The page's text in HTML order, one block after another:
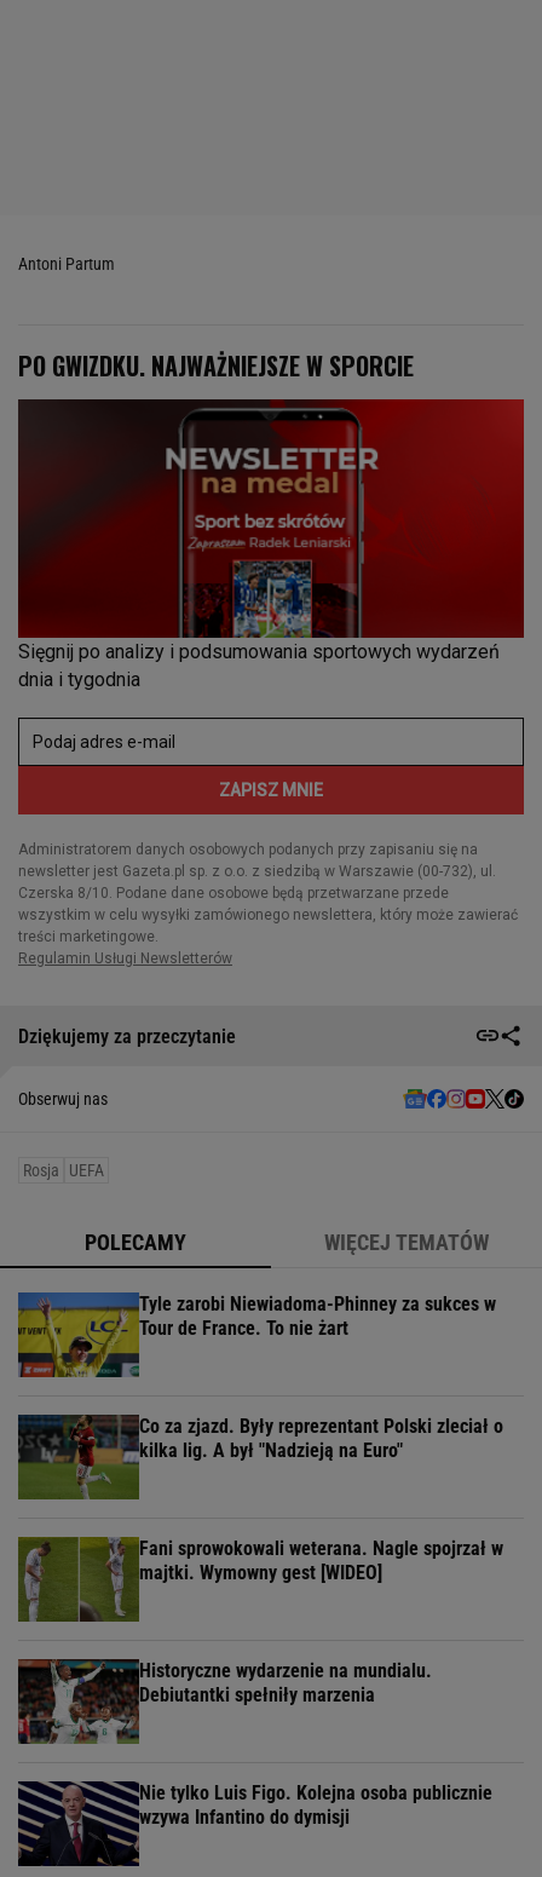
Antoni Partum
Dziękujemy za przeczytanie
Obserwuj nas
Rosja UEFA
POLECAMY WIĘCEJ TEMATÓW
Tyle zarobi Niewiadoma-Phinney za sukces w
Tour de France. To nie żart
Co za zjazd. Były reprezentant Polski zleciał o
kilka lig. A był "Nadzieją na Euro"
Fani sprowokowali weterana. Nagle spojrzał w
majtki. Wymowny gest [WIDEO]
Historyczne wydarzenie na mundialu.
Debiutantki spełniły marzenia
Nie tylko Luis Figo. Kolejna osoba publicznie
wzywa Infantino do dymisji